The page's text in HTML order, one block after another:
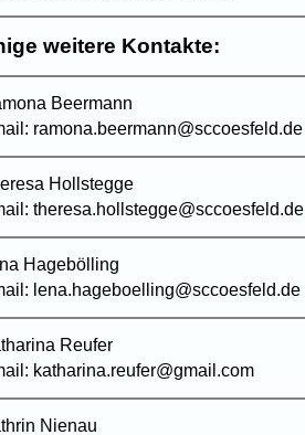
weitere Kontakte:
Beermann
ramona.beermann@sccoesfeld.de
Hollstegge
theresa.hollstegge@sccoesfeld.de
Hagebölling
lena.hageboelling@sccoesfeld.de
Reufer
katharina.reufer@gmail.com
Nienau